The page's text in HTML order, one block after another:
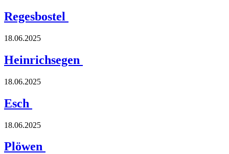
Regesbostel
18.06.2025
Heinrichsegen
18.06.2025
Esch
18.06.2025
Plöwen